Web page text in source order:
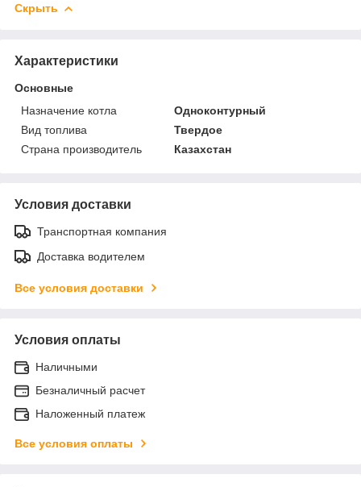
Скрыть
Характеристики
Основные
Назначение котла
Одноконтурный
Вид топлива
Твердое
Страна производитель
Казахстан
Условия доставки
Транспортная компания
Доставка водителем
Все условия доставки
Условия оплаты
Наличными
Безналичный расчет
Наложенный платеж
Все условия оплаты